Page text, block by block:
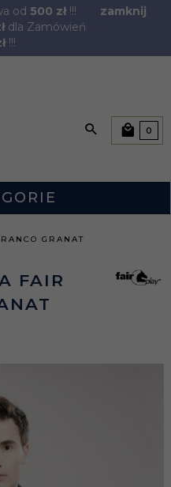
od 500 zł!!!
dla Zamówień
!!!
zamknij
0
GRANAT
FAIR